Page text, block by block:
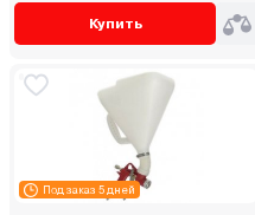
Купить
Под заказ 5 дней